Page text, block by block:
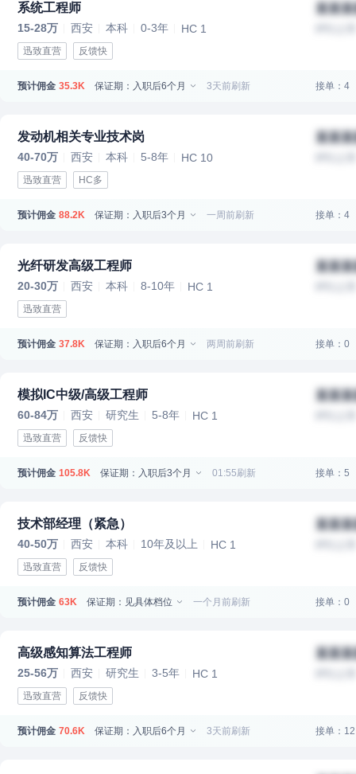
系统工程师
15-28万 西安 本科 0-3年 HC 1
迅致直营 反馈快
某某
预计佣金 35.3K 保证期：入职后6个月 3天前刷新 接单：4
发动机相关专业技术岗
40-70万 西安 本科 5-8年 HC 10
迅致直营 HC多
某某
预计佣金 88.2K 保证期：入职后3个月 一周前刷新 接单：4
光纤研发高级工程师
20-30万 西安 本科 8-10年 HC 1
迅致直营
某某
预计佣金 37.8K 保证期：入职后6个月 两周前刷新 接单：0
模拟IC中级/高级工程师
60-84万 西安 研究生 5-8年 HC 1
迅致直营 反馈快
某某
预计佣金 105.8K 保证期：入职后3个月 01:55刷新 接单：5
技术部经理（紧急）
40-50万 西安 本科 10年及以上 HC 1
迅致直营 反馈快
某某
预计佣金 63K 保证期：见具体档位 一个月前刷新 接单：0
高级感知算法工程师
25-56万 西安 研究生 3-5年 HC 1
迅致直营 反馈快
某某
预计佣金 70.6K 保证期：入职后6个月 3天前刷新 接单：12